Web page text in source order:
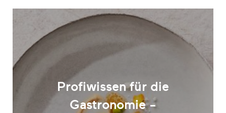
Profiwissen für die
Gastronomie -